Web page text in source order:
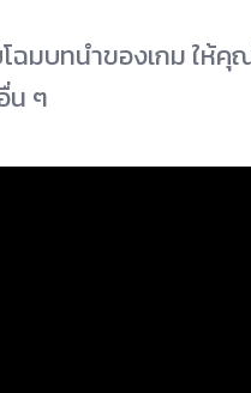
ฉมบทนำของเกม ให้คุ
น ๆ